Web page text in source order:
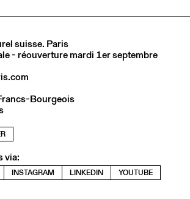
suisse. Paris
- réouverture mardi 1er septembre
Bourgeois
via:
INSTAGRAM LINKEDIN YOUTUBE